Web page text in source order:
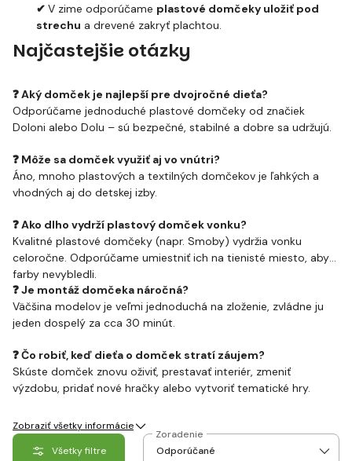
✔ V zime odporúčame plastové domčeky uložiť pod
strechu a drevené zakryť plachtou.
Najčastejšie otázky
❓ Aký domček je najlepší pre dvojročné dieťa?
Odporúčame jednoduché plastové domčeky od značiek
Doloni alebo Dolu – sú bezpečné, stabilné a dobre sa udržujú.
❓ Môže sa domček využiť aj vo vnútri?
Áno, mnoho plastových a textilných domčekov je ľahkých a
vhodných aj do detskej izby.
❓ Ako dlho vydrží plastový domček vonku?
Kvalitné plastové domčeky (napr. Smoby) vydržia vonku
celoročne. Odporúčame umiestniť ich na tienisté miesto, aby
farby nevybledli.
❓ Je montáž domčeka náročná?
Väčšina modelov je veľmi jednoduchá na zloženie, zvládne ju
jeden dospelý za cca 30 minút.
❓ Čo robiť, keď dieťa o domček stratí záujem?
Skúste domček znovu oživiť, prestavať interiér, zmeniť
výzdobu, pridať nové hračky alebo vytvoriť tematické hry.
Zobraziť všetky informácie
Všetky filtre
Zoradenie